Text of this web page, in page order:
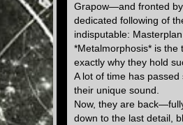
Grapow—and fronted
dedicated following of
indisputable:
*Metalmorphosis* is
exactly why they hold
A lot of time has
their unique sound.
Now, they are
down to the last detail,